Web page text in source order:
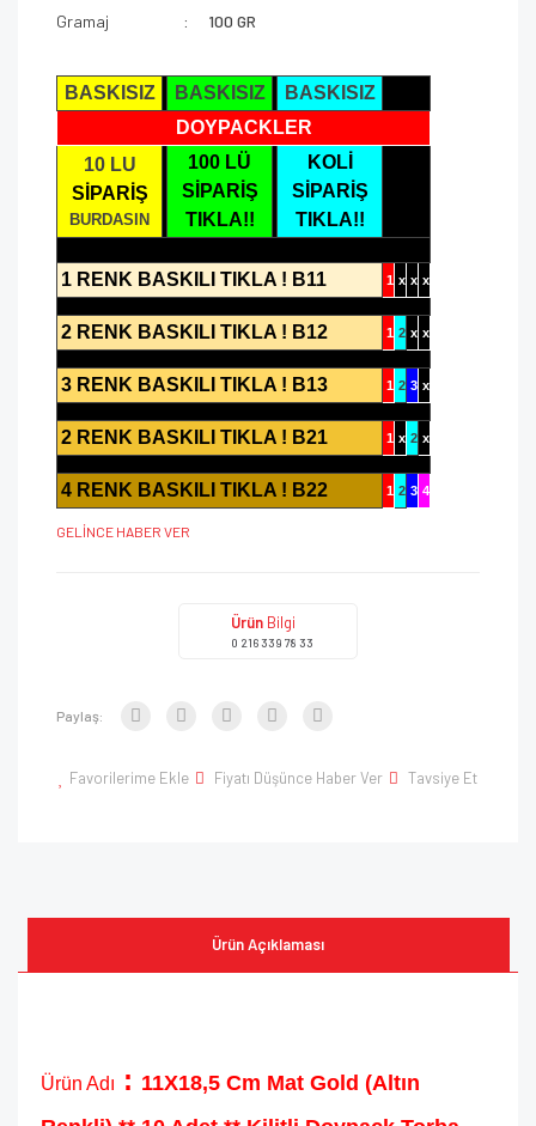
Gramaj
100 GR
BASKISIZ BASKISIZ
BASKISIZ
DOYPACKLER
10 LU
SİPARİŞ
BURDASIN
100 LÜ
SİPARİŞ
TIKLA!!
KOLİ
SİPARİŞ
TIKLA!!
1 RENK BASKILI TIKLA ! B11 1 x x x
2 RENK BASKILI TIKLA ! B12 1 2 x x
3 RENK BASKILI TIKLA ! B13 1 2 3 x
2 RENK BASKILI TIKLA ! B21 1 x 2 x
4 RENK BASKILI TIKLA ! B22 1 2 3 4
GELİNCE HABER VER
Ürün Bilgi
0 216 339 78 33
Paylaş:
Favorilerime Ekle Fiyatı Düşünce Haber Ver Tavsiye Et
Ürün Açıklaması
Ürün Adı : 11X18,5 Cm Mat Gold (Altın